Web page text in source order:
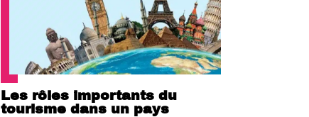
Les rôles importants du
tourisme dans un pays